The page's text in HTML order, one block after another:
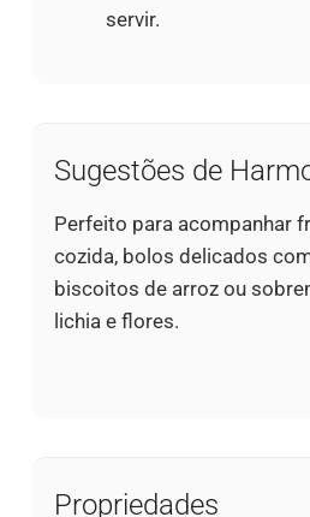
servir.
Sugestões de
Perfeito para acompanhar
cozida, bolos delicados
biscoitos de arroz ou
lichia e flores.
Propriedades